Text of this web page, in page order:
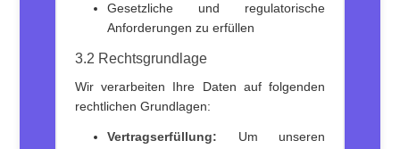
Gesetzliche und regulatorische
Anforderungen zu erfüllen
3.2 Rechtsgrundlage
Wir verarbeiten Ihre Daten auf folgenden
rechtlichen Grundlagen:
Vertragserfüllung: Um unseren